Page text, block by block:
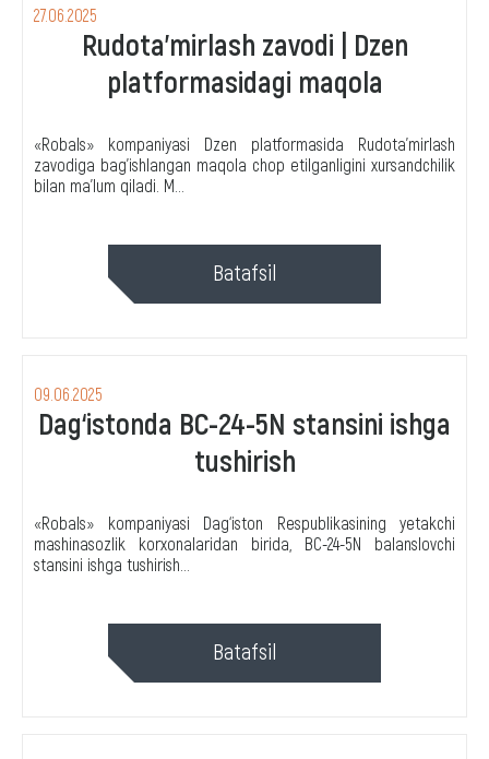
27.06.2025
Rudota'mirlash zavodi | Dzen
platformasidagi maqola
«Robals» kompaniyasi Dzen platformasida Rudota'mirlash
zavodiga bag'ishlangan maqola chop etilganligini xursandchilik
bilan ma'lum qiladi. M...
Batafsil
09.06.2025
Dag‘istonda BС-24-5N stansini ishga
tushirish
«Robals» kompaniyasi Dag‘iston Respublikasining yetakchi
mashinasozlik korxonalaridan birida, BС-24-5N balanslovchi
stansini ishga tushirish...
Batafsil